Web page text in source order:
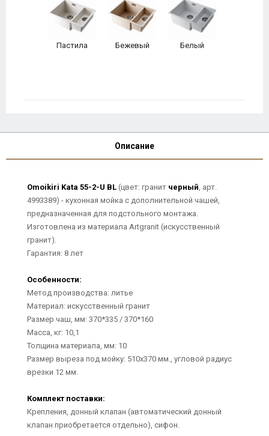
Пастила Бежевый Белый
Описание
Omoikiri Kata 55-2-U BL (цвет: гранит черный, арт.
4993389) - кухонная мойка с дополнительной чашей,
предназначенная для подстольного монтажа.
Изготовлена из материала Artgranit (искусственный
гранит).
Гарантия: 8 лет
Особенности:
Метод производства: литье
Материал: искусственный гранит
Размер чаш, мм: 370*335 / 370*160
Масса, кг: 10,1
Толщина материала, мм: 10
Размер выреза под мойку: 510х370 мм., угловой радиус
врезки 12 мм.
Комплект поставки:
Крепления, донный клапан (автоматический донный
клапан приобретается отдельно), сифон.